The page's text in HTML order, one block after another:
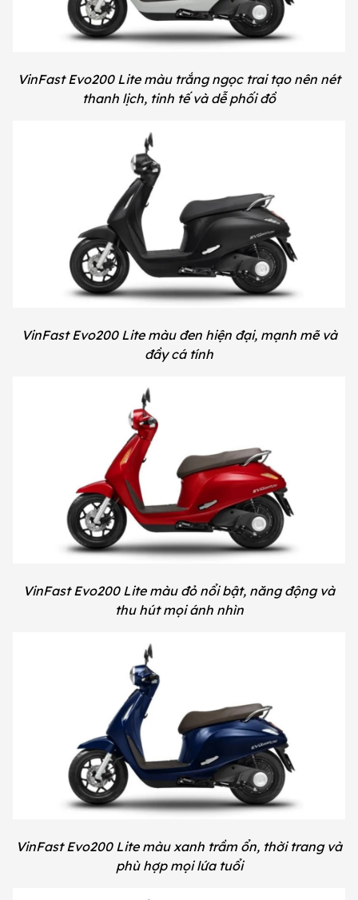
VinFast Evo200 Lite màu trắng ngọc trai tạo nên nét
thanh lịch, tinh tế và dễ phối đồ
VinFast Evo200 Lite màu đen hiện đại, mạnh mẽ và
đầy cá tính
VinFast Evo200 Lite màu đỏ nổi bật, năng động và
thu hút mọi ánh nhìn
VinFast Evo200 Lite màu xanh trầm ổn, thời trang và
phù hợp mọi lứa tuổi